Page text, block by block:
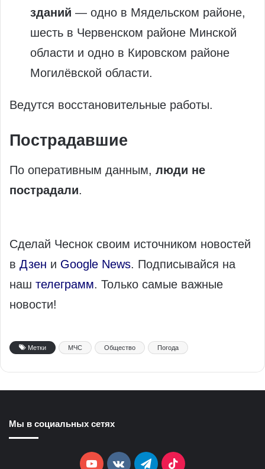
зданий — одно в Мядельском районе,
шесть в Червенском районе Минской
области и одно в Кировском районе
Могилёвской области.
Ведутся восстановительные работы.
Пострадавшие
По оперативным данным, люди не
пострадали.
Сделай Чеснок своим источником новостей
в Дзен и Google News. Подписывайся на
наш телеграмм. Только самые важные
новости!
Метки МЧС Общество Погода
Мы в социальных сетях
YouTubevk.comTelegramTikTok